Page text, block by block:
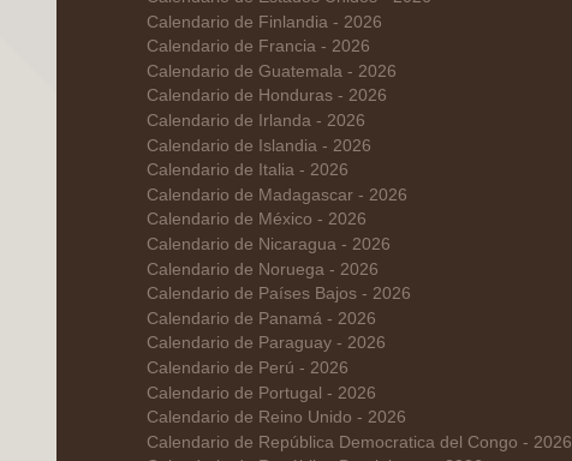
Calendario de Finlandia - 2026
Calendario de Francia - 2026
Calendario de Guatemala - 2026
Calendario de Honduras - 2026
Calendario de Irlanda - 2026
Calendario de Islandia - 2026
Calendario de Italia - 2026
Calendario de Madagascar - 2026
Calendario de México - 2026
Calendario de Nicaragua - 2026
Calendario de Noruega - 2026
Calendario de Países Bajos - 2026
Calendario de Panamá - 2026
Calendario de Paraguay - 2026
Calendario de Perú - 2026
Calendario de Portugal - 2026
Calendario de Reino Unido - 2026
Calendario de República Democratica del Congo - 2026